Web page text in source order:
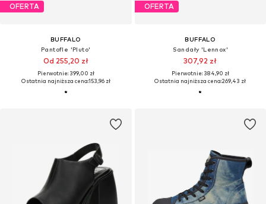
OFERTA
BUFFALO
Pantofle 'Pluto'
Od 255,20 zł
Pierwotnie: 399,00 zł
Ostatnia najniższa cena:153,96 zł
OFERTA
BUFFALO
Sandały 'Lennox'
307,92 zł
Pierwotnie: 384,90 zł
Ostatnia najniższa cena:269,43 zł